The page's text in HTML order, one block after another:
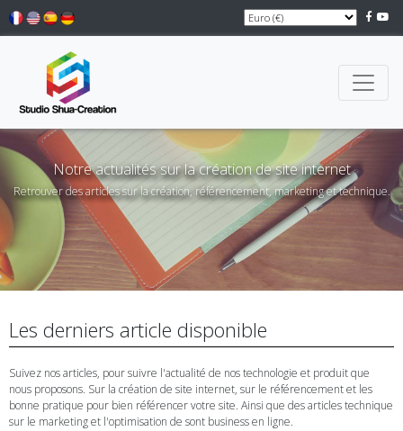
Notre actualités sur la création de site internet
Retrouver des articles sur la création, référencement, marketing et technique.
Les derniers article disponible
Suivez nos articles, pour suivre l'actualité de nos technologie et produit que
nous proposons. Sur la création de site internet, sur le référencement et les
bonne pratique pour bien référencer votre site. Ainsi que des articles technique
sur le marketing et l'optimisation de sont business en ligne.